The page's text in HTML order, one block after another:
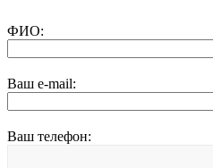
ФИО:
Ваш e-mail:
Ваш телефон: